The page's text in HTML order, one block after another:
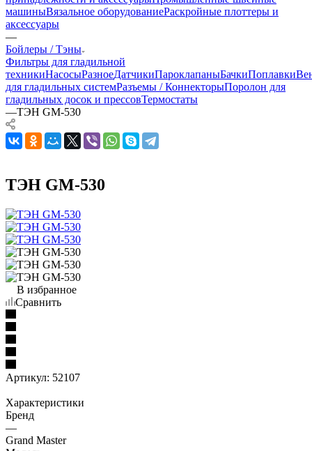
машиныВязальное оборудованиеРаскройные плоттеры и
аксессуары
—
Бойлеры / Тэны
Фильтры для гладильной
техникиНасосыРазноеДатчикиПароклапаныБачкиПоплавки
для гладильных системРазъемы / КоннекторыПоролон для
гладильных досок и прессовТермостаты
—ТЭН GM-530
ТЭН GM-530
В избранное
Сравнить
Артикул: 52107
Характеристики
Бренд
—
Grand Master